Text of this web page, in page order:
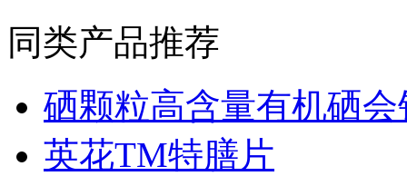
同类产品推荐
硒颗粒高含量有机硒会
英花TM特膳片